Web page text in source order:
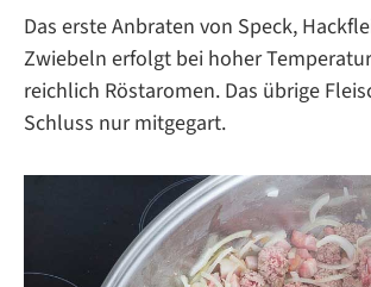
Das erste Anbraten von Speck,
Zwiebeln erfolgt bei hoher
reichlich Röstaromen. Das übrige
Schluss nur mitgegart.